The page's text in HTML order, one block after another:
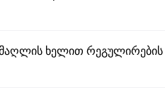
ხელით რეგულირების